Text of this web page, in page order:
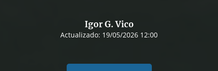
Igor G. Vico
Actualizado: 19/05/2026 12:00